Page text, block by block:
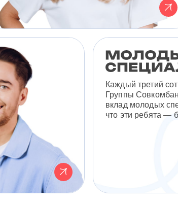
Каждый третий
Группы
вклад молодых
что эти ребята —